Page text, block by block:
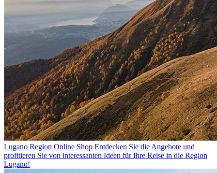
Lugano Region Online Shop Entdecken Sie die Angebote und
profitieren Sie von interessanten Ideen für Ihre Reise in die Region
Lugano!